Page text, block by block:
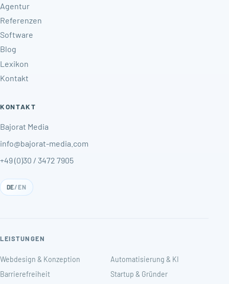
Agentur
Referenzen
Software
Blog
Lexikon
Kontakt
KONTAKT
Bajorat Media
info@bajorat-media.com
+49 (0)30 / 3472 7905
DE/EN
LEISTUNGEN
Webdesign & Konzeption
Automatisierung & KI
Barrierefreiheit
Startup & Gründer